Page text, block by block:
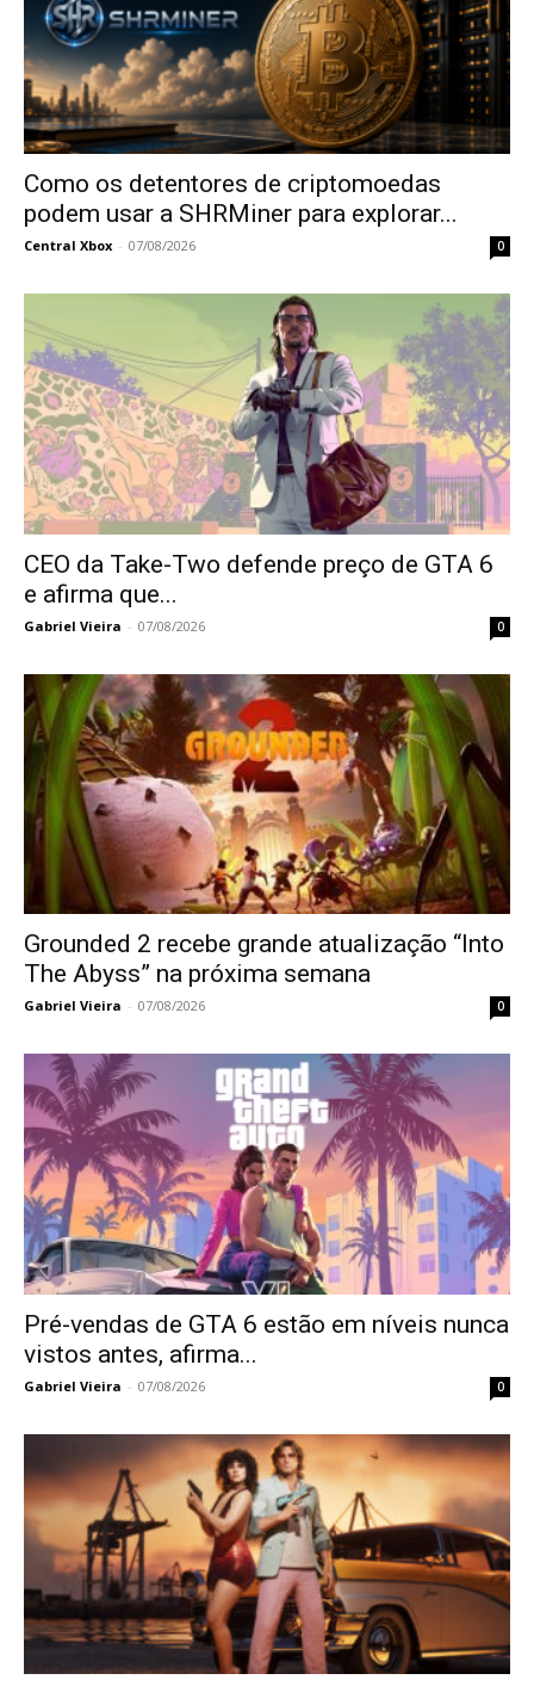
Como os detentores de criptomoedas
podem usar a SHRMiner para explorar...
Central Xbox - 07/08/2026 0
CEO da Take-Two defende preço de GTA 6
e afirma que...
Gabriel Vieira - 07/08/2026 0
Grounded 2 recebe grande atualização “Into
The Abyss” na próxima semana
Gabriel Vieira - 07/08/2026 0
Pré-vendas de GTA 6 estão em níveis nunca
vistos antes, afirma...
Gabriel Vieira - 07/08/2026 0